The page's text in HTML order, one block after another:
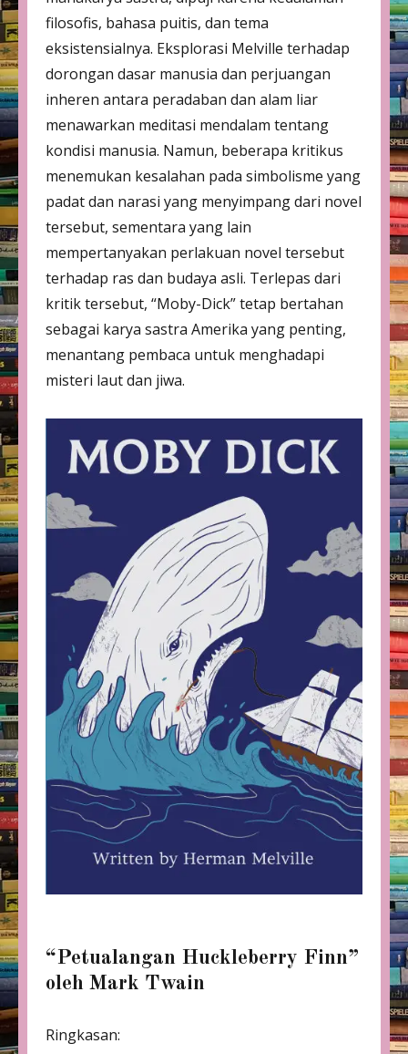
filosofis, bahasa puitis, dan tema
eksistensialnya. Eksplorasi Melville terhadap
dorongan dasar manusia dan perjuangan
inheren antara peradaban dan alam liar
menawarkan meditasi mendalam tentang
kondisi manusia. Namun, beberapa kritikus
menemukan kesalahan pada simbolisme yang
padat dan narasi yang menyimpang dari novel
tersebut, sementara yang lain
mempertanyakan perlakuan novel tersebut
terhadap ras dan budaya asli. Terlepas dari
kritik tersebut, “Moby-Dick” tetap bertahan
sebagai karya sastra Amerika yang penting,
menantang pembaca untuk menghadapi
misteri laut dan jiwa.
“Petualangan Huckleberry Finn”
oleh Mark Twain
Ringkasan: